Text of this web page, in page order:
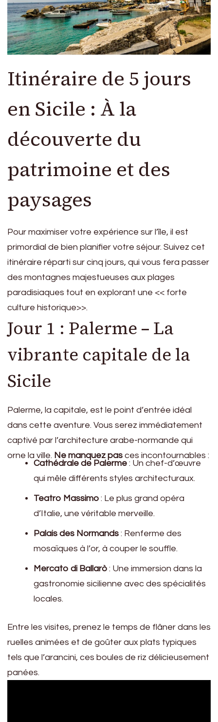
Itinéraire de 5 jours
en Sicile : À la
découverte du
patrimoine et des
paysages
Pour maximiser votre expérience sur l’île, il est
primordial de bien planifier votre séjour. Suivez cet
itinéraire réparti sur cinq jours, qui vous fera passer
des montagnes majestueuses aux plages
paradisiaques tout en explorant une << forte
culture historique>>.
Jour 1 : Palerme – La
vibrante capitale de la
Sicile
Palerme, la capitale, est le point d’entrée idéal
dans cette aventure. Vous serez immédiatement
captivé par l’architecture arabe-normande qui
orne la ville. Ne manquez pas ces incontournables :
Cathédrale de Palerme : Un chef-d’œuvre
qui mêle différents styles architecturaux.
Teatro Massimo : Le plus grand opéra
d’Italie, une véritable merveille.
Palais des Normands : Renferme des
mosaïques à l’or, à couper le souffle.
Mercato di Ballarò : Une immersion dans la
gastronomie sicilienne avec des spécialités
locales.
Entre les visites, prenez le temps de flâner dans les
ruelles animées et de goûter aux plats typiques
tels que l’arancini, ces boules de riz délicieusement
panées.